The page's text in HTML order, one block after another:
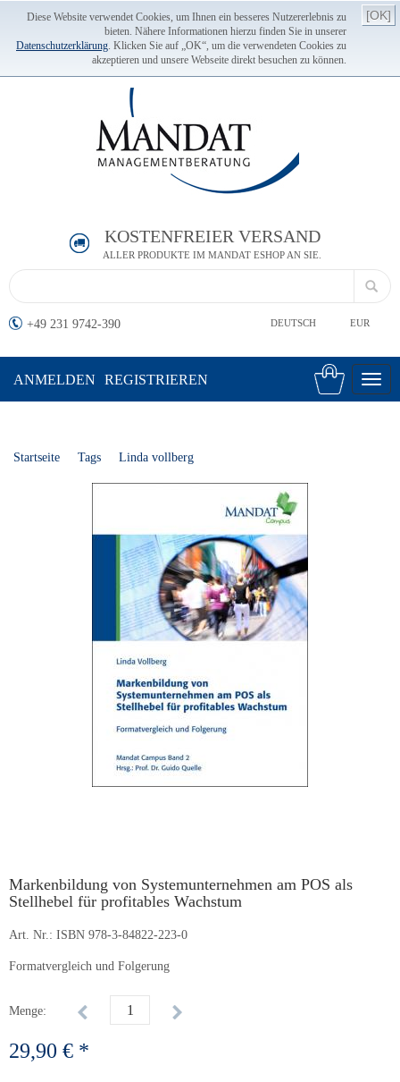
Diese Website verwendet Cookies, um Ihnen ein besseres Nutzererlebnis zu
bieten. Nähere Informationen hierzu finden Sie in unserer
Datenschutzerklärung. Klicken Sie auf „OK“, um die verwendeten Cookies zu
akzeptieren und unsere Webseite direkt besuchen zu können.
[OK]
KOSTENFREIER VERSAND
ALLER PRODUKTE IM MANDAT ESHOP AN SIE.
+49 231 9742-390 DEUTSCH EUR
ANMELDEN REGISTRIEREN
Startseite Tags Linda vollberg
Markenbildung von Systemunternehmen am POS als
Stellhebel für profitables Wachstum
Art. Nr.: ISBN 978-3-84822-223-0
Formatvergleich und Folgerung
Menge:
29,90 € *